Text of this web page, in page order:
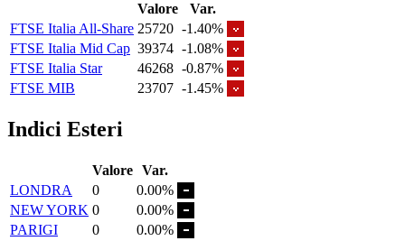
Valore
Var.
FTSE Italia All-Share 25720 -1.40%
FTSE Italia Mid Cap 39374 -1.08%
FTSE Italia Star
46268 -0.87%
FTSE MIB
23707 -1.45%
Indici Esteri
Valore Var.
LONDRA
0
0.00%
NEW YORK 0
0.00%
PARIGI
0
0.00%